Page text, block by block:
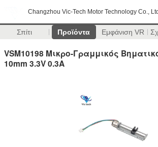
Changzhou Vic-Tech Motor Technology Co.,
Σπίτι Προϊόντα Εμφάνιση VR
VSM10198 Μικρο-Γραμμικός
10mm 3.3V 0.3A